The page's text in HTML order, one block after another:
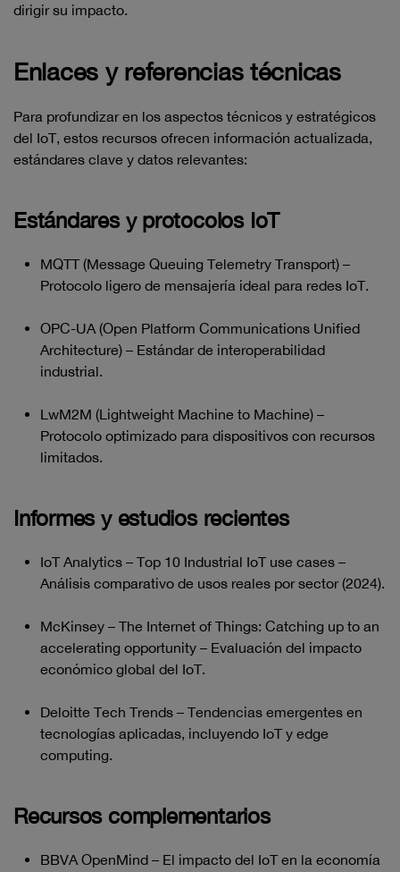
dirigir su impacto.
Enlaces y referencias técnicas
Para profundizar en los aspectos técnicos y estratégicos
del IoT, estos recursos ofrecen información actualizada,
estándares clave y datos relevantes:
Estándares y protocolos IoT
MQTT (Message Queuing Telemetry Transport) –
Protocolo ligero de mensajería ideal para redes IoT.
OPC-UA (Open Platform Communications Unified
Architecture) – Estándar de interoperabilidad
industrial.
LwM2M (Lightweight Machine to Machine) –
Protocolo optimizado para dispositivos con recursos
limitados.
Informes y estudios recientes
IoT Analytics – Top 10 Industrial IoT use cases –
Análisis comparativo de usos reales por sector (2024).
McKinsey – The Internet of Things: Catching up to an
accelerating opportunity – Evaluación del impacto
económico global del IoT.
Deloitte Tech Trends – Tendencias emergentes en
tecnologías aplicadas, incluyendo IoT y edge
computing.
Recursos complementarios
BBVA OpenMind – El impacto del IoT en la economía